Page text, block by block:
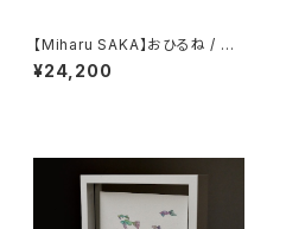
【Miharu SAKA】おひるね / A
Gentle Nap
¥24,200